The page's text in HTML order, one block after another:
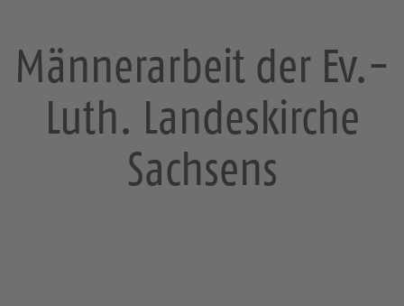
Männerarbeit der Ev.-
Luth. Landeskirche
Sachsens